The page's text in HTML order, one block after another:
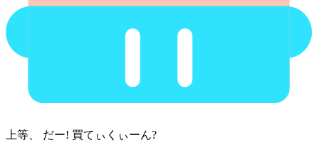
上等、 だー! 買てぃくぃーん?